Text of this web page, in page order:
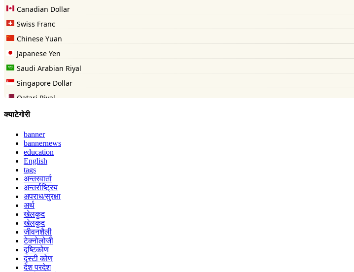
क्याटेगोरी
banner
bannernews
education
English
tags
अन्तरवार्ता
अन्तर्राष्ट्रिय
अपराध/सुरक्षा
अर्थ
खेलकुद
खेलकुद
जीवनशैली
टेक्नोलोजी
दृष्टिकोण
दृस्टी कोण
देश परदेश